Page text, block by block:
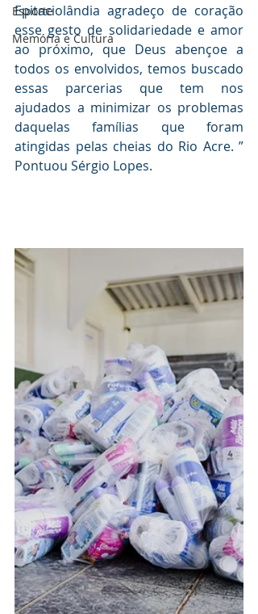
Esporte
Memória e Cultura
Epitaciolândia agradeço de coração
esse gesto de solidariedade e amor
ao próximo, que Deus abençoe a
todos os envolvidos, temos buscado
essas parcerias que tem nos
ajudados a minimizar os problemas
daquelas famílias que foram
atingidas pelas cheias do Rio Acre. ”
Pontuou Sérgio Lopes.